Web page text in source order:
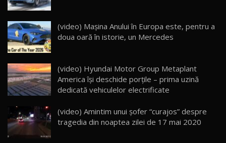
24
Van Electric Testat în Moldova / AutoBlog.MD
26:38
25
mai Exclusiv și Puternic Defender Testat în
Moldova
32:21
26
AutoBlog.MD
10:57
(video) Mașina Anului în Europa este, pentru a
doua oară în istorie, un Mercedes
(video) Hyundai Motor Group Metaplant
America își deschide porțile – prima uzină
dedicată vehiculelor electrificate
(video) Amintim unui şofer “curajos” despre
tragedia din noaptea zilei de 17 mai 2020